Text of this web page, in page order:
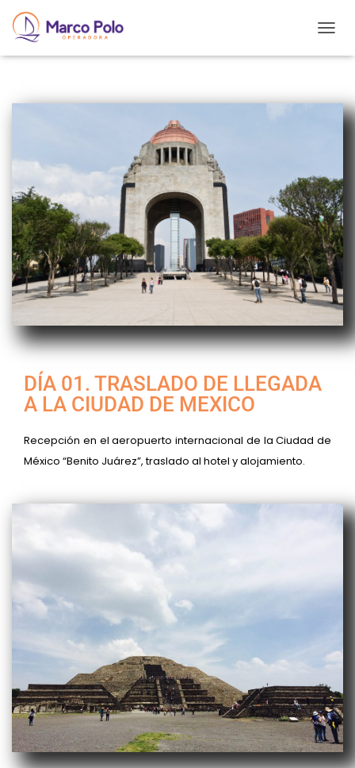
O
L
I
G
A
T
I
O
N
DÍA 01. TRASLADO DE LLEGADA
A LA CIUDAD DE MEXICO
Recepción en el aeropuerto internacional de la Ciudad de
México “Benito Juárez”, traslado al hotel y alojamiento.